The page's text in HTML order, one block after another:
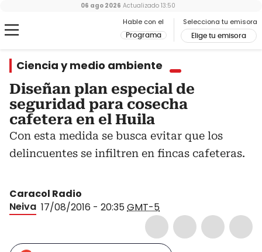
Hable con el
Programa
Selecciona tu emisora
Elige tu emisora
06 ago 2026 Actualizado 13:50
Ciencia y medio ambiente
Diseñan plan especial de
seguridad para cosecha
cafetera en el Huila
Con esta medida se busca evitar que los
delincuentes se infiltren en fincas cafeteras.
Caracol Radio
Neiva 17/08/2016 - 20:35GMT-5